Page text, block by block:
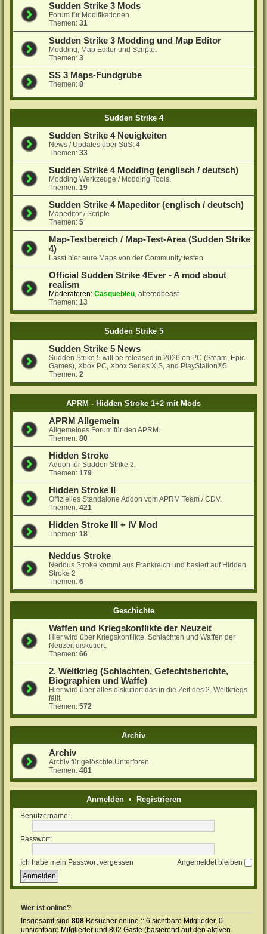
Sudden Strike 3 Mods
Forum für Modifikationen.
Themen:31
Sudden Strike 3 Modding und Map Editor
Modding, Map Editor und Scripte.
Themen:3
SS 3 Maps-Fundgrube
Themen:8
Sudden Strike 4
Sudden Strike 4 Neuigkeiten
News / Updates über SuSt 4
Themen:33
Sudden Strike 4 Modding (englisch / deutsch)
Modding Werkzeuge / Modding Tools.
Themen:19
Sudden Strike 4 Mapeditor (englisch / deutsch)
Mapeditor / Scripte
Themen:5
Map-Testbereich / Map-Test-Area (Sudden Strike
4)
Lasst hier eure Maps von der Community testen.
Official Sudden Strike 4Ever - A mod about
realism
Moderatoren: Casquebleu,alteredbeast
Themen:13
Sudden Strike 5
Sudden Strike 5 News
Sudden Strike 5 will be released in 2026 on PC (Steam, Epic
Games), Xbox PC, Xbox Series X|S, and PlayStation®5.
Themen:2
APRM - Hidden Stroke 1+2 mit Mods
APRM Allgemein
Allgemeines Forum für den APRM.
Themen:80
Hidden Stroke
Addon für Sudden Strike 2.
Themen:179
Hidden Stroke II
Offizielles Standalone Addon vom APRM Team / CDV.
Themen:421
Hidden Stroke III + IV Mod
Themen:18
Neddus Stroke
Neddus Stroke kommt aus Frankreich und basiert auf Hidden
Stroke 2
Themen:6
Geschichte
Waffen und Kriegskonflikte der Neuzeit
Hier wird über Kriegskonflikte, Schlachten und Waffen der
Neuzeit diskutiert.
Themen:66
2. Weltkrieg (Schlachten, Gefechtsberichte,
Biographien und Waffe)
Hier wird über alles diskutiert das in die Zeit des 2. Weltkriegs
fällt.
Themen:572
Archiv
Archiv
Archiv für gelöschte Unterforen
Themen:481
Anmelden• Registrieren
Benutzername:
Passwort:
Ich habe mein Passwort vergessen Angemeldet bleiben
Wer ist online?
Insgesamt sind808 Besucher online :: 6 sichtbare Mitglieder, 0
unsichtbare Mitglieder und 802 Gäste (basierend auf den aktiven